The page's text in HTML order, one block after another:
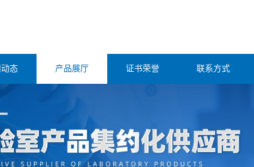
态 产品展厅 证书荣誉 联系方式